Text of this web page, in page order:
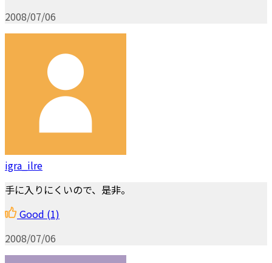
2008/07/06
igra_ilre
手に入りにくいので、是非。
Good (1)
2008/07/06